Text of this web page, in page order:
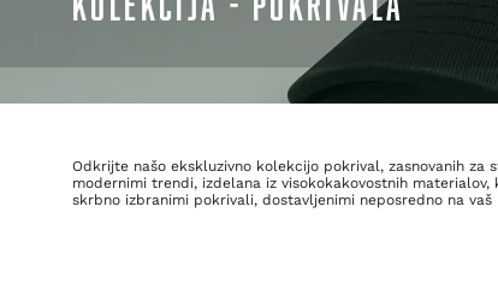
Odkrijte našo ekskluzivno kolekcijo pokrival, zasnovanih
modernimi trendi, izdelana iz visokokakovostnih
skrbno izbranimi pokrivali, dostavljenimi neposredno na